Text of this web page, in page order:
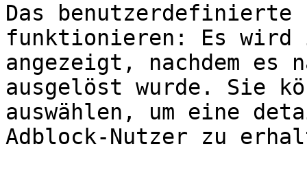
Das
funktionieren: Es
angezeigt, nachdem es
ausgelöst wurde. Sie
auswählen, um eine
Adblock-Nutzer zu